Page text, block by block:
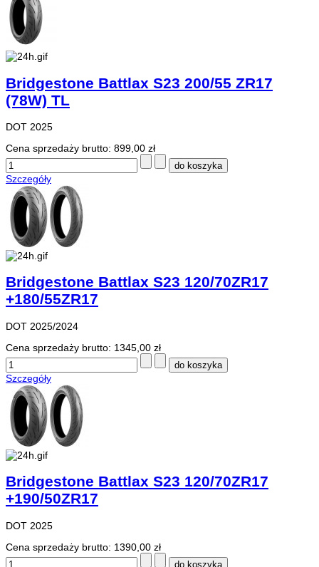
Bridgestone Battlax S23 200/55 ZR17
(78W) TL
DOT 2025
Cena sprzedaży brutto: 899,00 zł
Szczegóły
Bridgestone Battlax S23 120/70ZR17
+180/55ZR17
DOT 2025/2024
Cena sprzedaży brutto: 1345,00 zł
Szczegóły
Bridgestone Battlax S23 120/70ZR17
+190/50ZR17
DOT 2025
Cena sprzedaży brutto: 1390,00 zł